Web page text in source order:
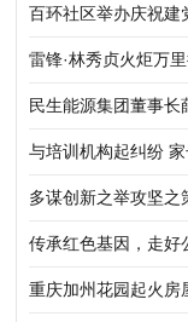
百环社区举办庆祝建
雷锋·林秀贞火炬万
华五福吉神”作品
民生能源集团董事长
年”纪念章
与培训机构起纠纷
多谋创新之举攻坚
儿童青少年近视工作
传承红色基因，走好
长蓬莱之行
重庆加州花园起火房